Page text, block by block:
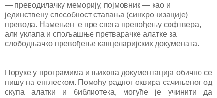
— преводилачку меморију, појмовник — као и
јединствену способност стапања (синхронизације)
превода. Намењен је пре свега превођењу софтвера,
али уклапа и спољашње претварачке алатке за
слободњачко превођење канцеларијских докумената.
Поруке у програмима и њихова документација обично се
пишу на енглеском. Помоћу радног оквира сачињеног од
скупа алатки и библиотека, могуће је учинити да